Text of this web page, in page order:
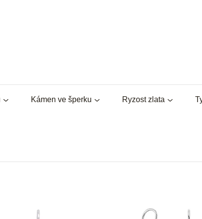
Kámen ve šperku Ryzost zlata